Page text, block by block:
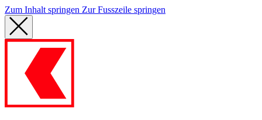
Zum Inhalt springen Zur Fusszeile springen